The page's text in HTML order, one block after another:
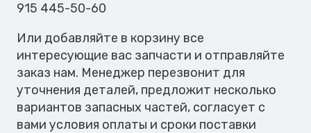
915 445-50-60
Или добавляйте в корзину все
интересующие вас запчасти и отправляйте
заказ нам. Менеджер перезвонит для
уточнения деталей, предложит несколько
вариантов запасных частей, согласует с
вами условия оплаты и сроки поставки